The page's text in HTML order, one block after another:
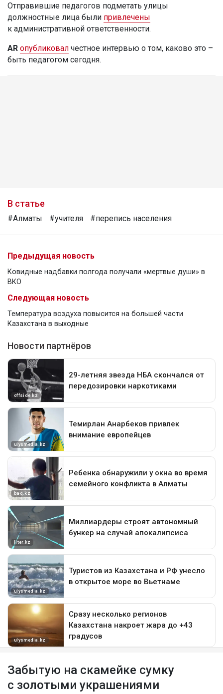
Отправившие педагогов подметать улицы
должностные лица были привлечены
к административной ответственности.
AR опубликовал честное интервью о том, каково это –
быть педагогом сегодня.
В статье
#Алматы #учителя #перепись населения
Предыдущая новость
Ковидные надбавки полгода получали «мертвые души» в
ВКО
Следующая новость
Температура воздуха повысится на большей части
Казахстана в выходные
Забытую на скамейке сумку
с золотыми украшениями